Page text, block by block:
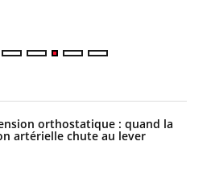
orthostatique : quand la
artérielle chute au lever